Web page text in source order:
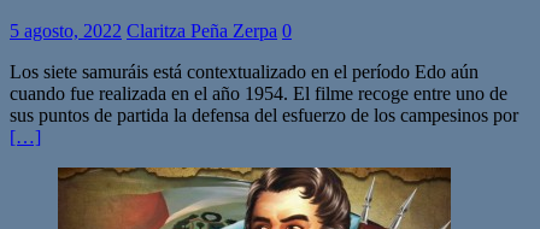
5 agosto, 2022 Claritza Peña Zerpa 0
Los siete samuráis está contextualizado en el período Edo aún
cuando fue realizada en el año 1954. El filme recoge entre uno de
sus puntos de partida la defensa del esfuerzo de los campesinos por
[…]